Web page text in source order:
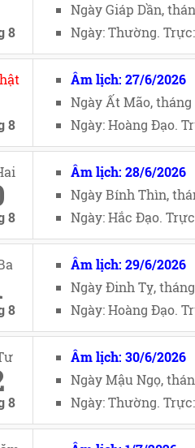
8
Ngày Giáp Dần,
Ngày: Thường.
8
Âm lịch: 27/6/2026
Ngày Ất Mão,
Ngày: Hoàng Đạo.
8
Âm lịch: 28/6/2026
Ngày Bính Thìn,
Ngày: Hắc Đạo.
8
Âm lịch: 29/6/2026
Ngày Đinh Tỵ,
Ngày: Hoàng Đạo.
8
Âm lịch: 30/6/2026
Ngày Mậu Ngọ,
Ngày: Thường.